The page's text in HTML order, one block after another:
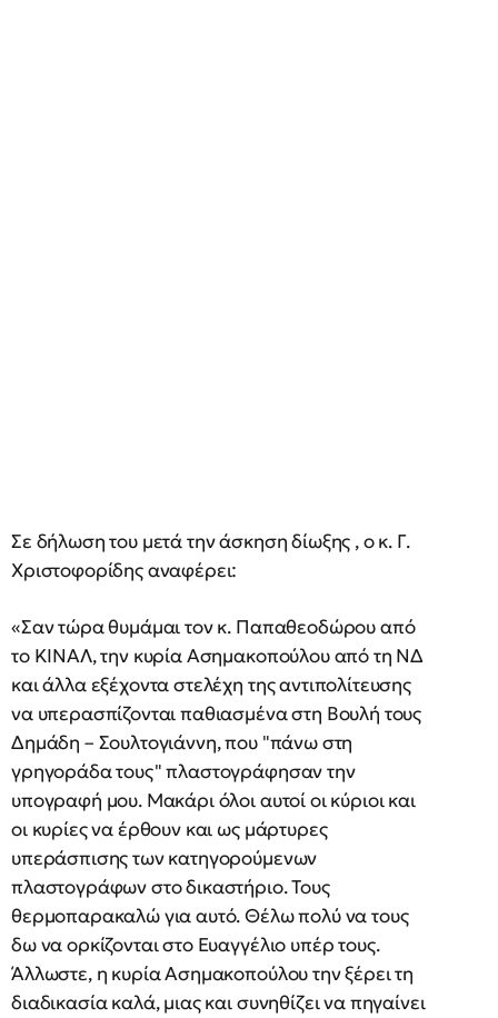
Σε δήλωση του μετά την άσκηση δίωξης , ο κ. Γ.
Χριστοφορίδης αναφέρει:
«Σαν τώρα θυμάμαι τον κ. Παπαθεοδώρου από
το ΚΙΝΑΛ, την κυρία Ασημακοπούλου από τη ΝΔ
και άλλα εξέχοντα στελέχη της αντιπολίτευσης
να υπερασπίζονται παθιασμένα στη Βουλή τους
Δημάδη – Σουλτογιάννη, που "πάνω στη
γρηγοράδα τους" πλαστογράφησαν την
υπογραφή μου. Μακάρι όλοι αυτοί οι κύριοι και
οι κυρίες να έρθουν και ως μάρτυρες
υπεράσπισης των κατηγορούμενων
πλαστογράφων στο δικαστήριο. Τους
θερμοπαρακαλώ για αυτό. Θέλω πολύ να τους
δω να ορκίζονται στο Ευαγγέλιο υπέρ τους.
Άλλωστε, η κυρία Ασημακοπούλου την ξέρει τη
διαδικασία καλά, μιας και συνηθίζει να πηγαίνει